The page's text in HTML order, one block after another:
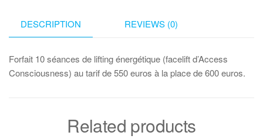
DESCRIPTION REVIEWS (0)
Forfait 10 séances de lifting énergétique (facelift d’Access
Consciousness) au tarif de 550 euros à la place de 600 euros.
Related products